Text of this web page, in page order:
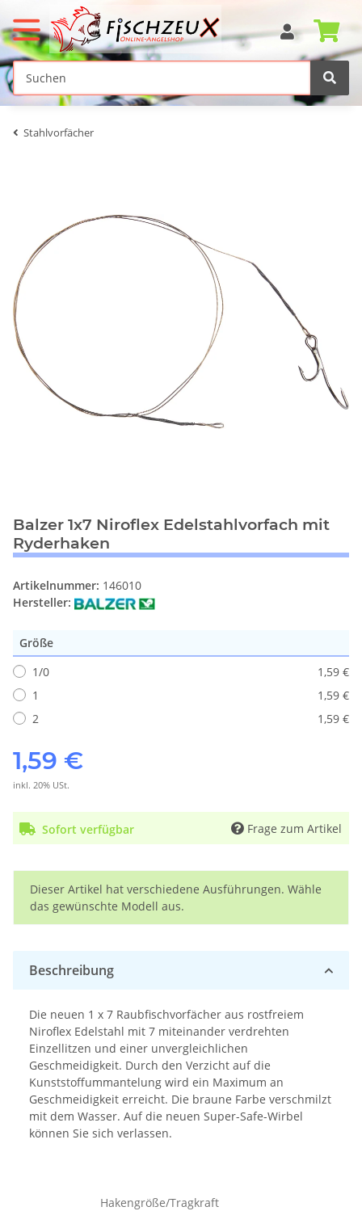
Stahlvorfächer
Balzer 1x7 Niroflex Edelstahlvorfach mit
Ryderhaken
Artikelnummer: 146010
Hersteller:
Größe
1/0
1,59 €
1
1,59 €
2
1,59 €
1,59 €
inkl. 20% USt.
Sofort verfügbar Frage zum Artikel
x
Dieser Artikel hat verschiedene Ausführungen. Wähle
das gewünschte Modell aus.
Beschreibung
Die neuen 1 x 7 Raubfischvorfächer aus rostfreiem
Niroflex Edelstahl mit 7 miteinander verdrehten
Einzellitzen und einer unvergleichlichen
Geschmeidigkeit. Durch den Verzicht auf die
Kunststoffummantelung wird ein Maximum an
Geschmeidigkeit erreicht. Die braune Farbe verschmilzt
mit dem Wasser. Auf die neuen Super-Safe-Wirbel
können Sie sich verlassen.
Hakengröße/Tragkraft